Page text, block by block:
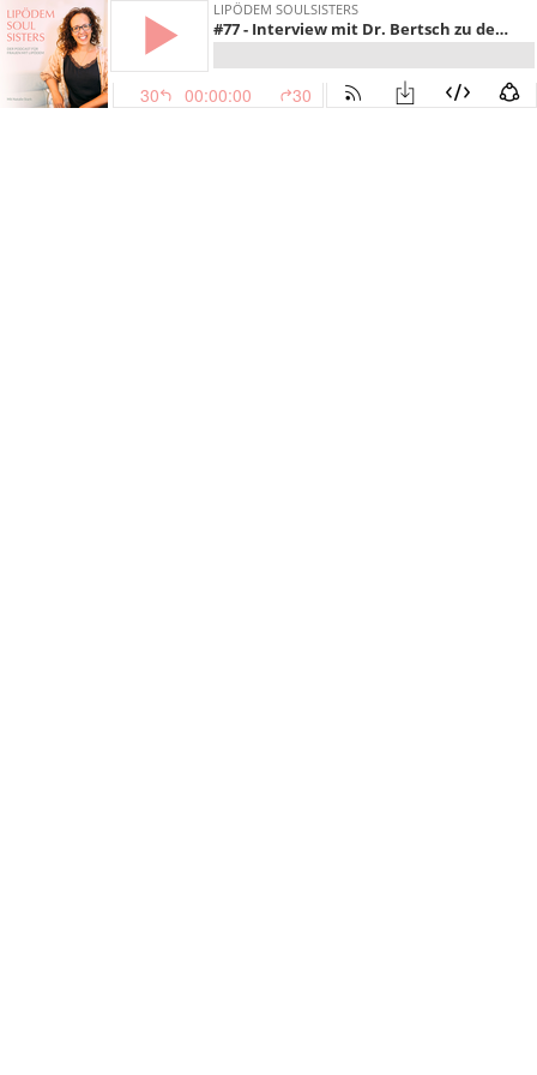
LIPÖDEM SOULSISTERS
#77 - Interview mit Dr. Bertsch zu den Mythen & Fakten rund ums Lipödem
30 00:00:00 30